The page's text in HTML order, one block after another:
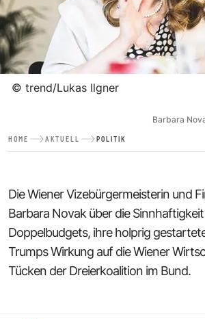
© trend/Lukas Ilgner
Barbara
HOME AKTUELL POLITIK
Die Wiener Vizebürgermeisterin und
Barbara Novak über die
Doppelbudgets, ihre holprig
Trumps Wirkung auf die Wiener
Tücken der Dreierkoalition im Bund.